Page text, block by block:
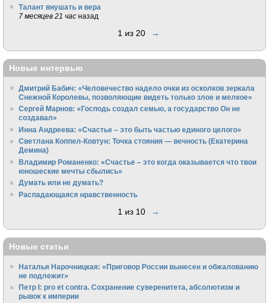
Талант внушать и вера
7 месяцев 21 час назад
1 из 20 →
Новые интервью
Дмитрий Бабич: «Человечество надело очки из осколков зеркала
Снежной Королевы, позволяющие видеть только злое и мелкое»
Сергей Марнов: «Господь создал семью, а государство Он не
создавал»
Инна Андреева: «Счастье – это быть частью единого целого»
Светлана Коппел-Ковтун: Точка стояния — вечность (Екатерина
Демина)
Владимир Романенко: «Счастье – это когда оказывается что твои
юношеские мечты сбылись»
Думать или не думать?
Распадающаяся нравственность
1 из 10 →
Новые статьи
Наталья Нарочницкая: «Приговор России вынесен и обжалованию
не подлежит»
Петр I: pro et contra. Сохранение суверенитета, абсолютизм и
рывок к империи